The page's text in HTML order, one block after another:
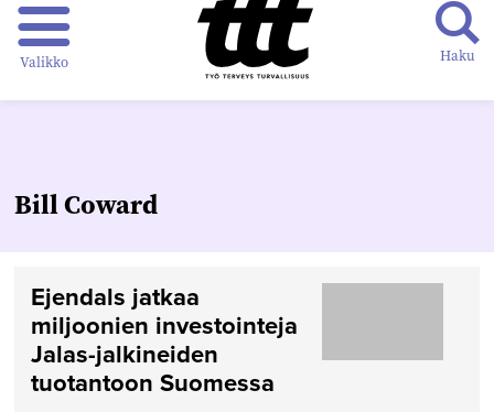
Valikko Haku
Bill Coward
Ejendals jatkaa
miljoonien investointeja
Jalas-jalkineiden
tuotantoon Suomessa